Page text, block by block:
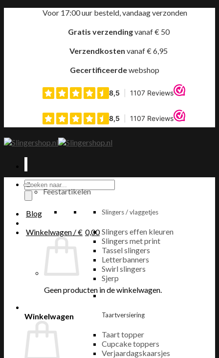
Voor 17:00 uur besteld, vandaag verzonden
Gratis verzendingvanaf € 50
Verzendkosten vanaf € 6,95
Gecertificeerdewebshop
Producten
zoeken
Blog
Winkelwagen /€ 0,00
Geen producten in de winkelwagen.
Winkelwagen
Feestartikelen
Slingers / vlaggetjes
Slingers effen kleuren
Slingers met print
Tassel slingers
Letterbanners
Swirl slingers
Sjerp
Taartversiering
Taart topper
Cupcake toppers
Verjaardagskaarsjes